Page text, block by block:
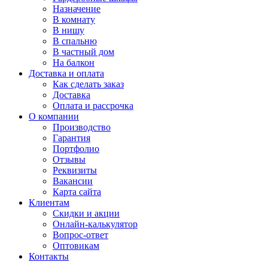
Назначение
В комнату
В нишу
В спальню
В частный дом
На балкон
Доставка и оплата
Как сделать заказ
Доставка
Оплата и рассрочка
О компании
Производство
Гарантия
Портфолио
Отзывы
Реквизиты
Вакансии
Карта сайта
Клиентам
Скидки и акции
Онлайн-калькулятор
Вопрос-ответ
Оптовикам
Контакты